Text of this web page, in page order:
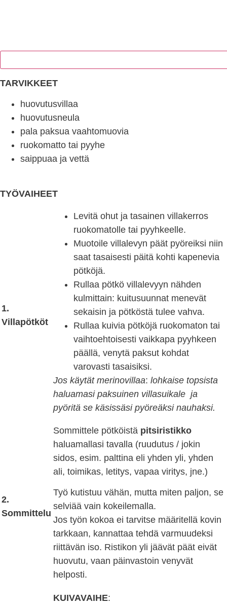
TARVIKKEET
huovutusvillaa
huovutusneula
pala paksua vaahtomuovia
ruokomatto tai pyyhe
saippuaa ja vettä
TYÖVAIHEET
1.
Villapötköt
Levitä ohut ja tasainen villakerros
ruokomatolle tai pyyhkeelle.
Muotoile villalevyn päät pyöreiksi niin
saat tasaisesti päitä kohti kapenevia
pötköjä.
Rullaa pötkö villalevyyn nähden
kulmittain: kuitusuunnat menevät
sekaisin ja pötköstä tulee vahva.
Rullaa kuivia pötköjä ruokomaton tai
vaihtoehtoisesti vaikkapa pyyhkeen
päällä, venytä paksut kohdat
varovasti tasaisiksi.
Jos käytät merinovillaa: lohkaise topsista
haluamasi paksuinen villasuikale ja
pyöritä se käsissäsi pyöreäksi nauhaksi.
2.
Sommittelu
Sommittele pötköistä pitsiristikko
haluamallasi tavalla (ruudutus / jokin
sidos, esim. palttina eli yhden yli, yhden
ali, toimikas, letitys, vapaa viritys, jne.)
Työ kutistuu vähän, mutta miten paljon, se
selviää vain kokeilemalla.
Jos työn kokoa ei tarvitse määritellä kovin
tarkkaan, kannattaa tehdä varmuudeksi
riittävän iso. Ristikon yli jäävät päät eivät
huovutu, vaan päinvastoin venyvät
helposti.
KUIVAVAIHE: